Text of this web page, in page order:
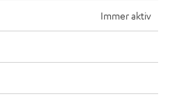
Immer aktiv